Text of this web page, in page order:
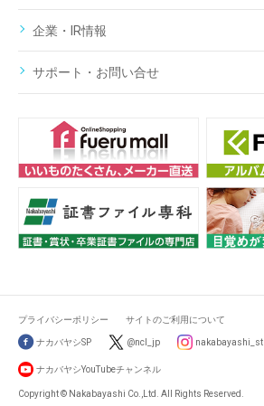
企業・IR情報
サポート・お問い合せ
プライバシーポリシー サイトのご利用について
ナカバヤシSP @ncl_jp nakabayashi_st
ナカバヤシYouTubeチャンネル
Copyright © Nakabayashi Co.,Ltd. All Rights Reserved.